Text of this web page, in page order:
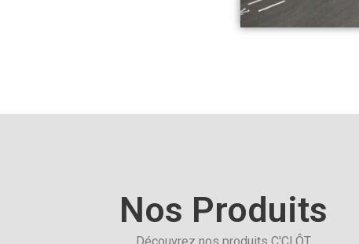
Nos Produits